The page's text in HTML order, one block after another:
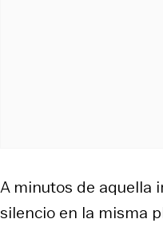
A minutos de aquella
silencio en la misma